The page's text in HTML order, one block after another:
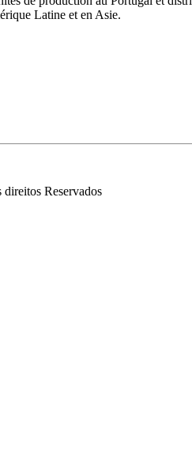
Latine et en Asie.
Reservados